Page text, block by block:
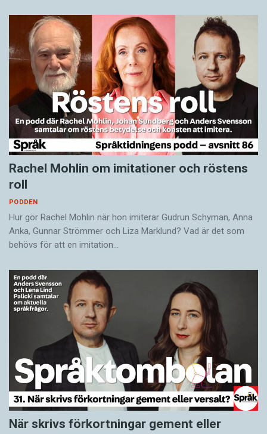
Rachel Mohlin om imitationer och röstens
roll
PODDEN
Hur gör Rachel Mohlin när hon imiterar Gudrun Schyman, Anna
Anka, Gunnar Strömmer och Liza Marklund? Vad är det som
behövs för att en imitation…
När skrivs förkortningar gement eller